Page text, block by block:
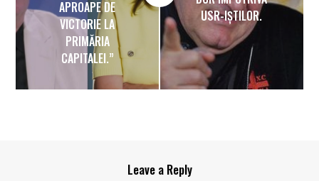
APROAPE DE
VICTORIE LA
PRIMĂRIA
CAPITALEI.”
USR-IȘTILOR.
Leave a Reply